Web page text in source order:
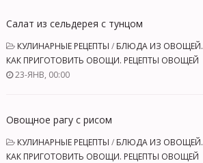
Салат из сельдерея с тунцом
КУЛИНАРНЫЕ РЕЦЕПТЫ / БЛЮДА ИЗ ОВОЩЕЙ.
КАК ПРИГОТОВИТЬ ОВОЩИ. РЕЦЕПТЫ ОВОЩЕЙ
23-ЯНВ, 00:00
Овощное рагу с рисом
КУЛИНАРНЫЕ РЕЦЕПТЫ / БЛЮДА ИЗ ОВОЩЕЙ.
КАК ПРИГОТОВИТЬ ОВОЩИ. РЕЦЕПТЫ ОВОЩЕЙ